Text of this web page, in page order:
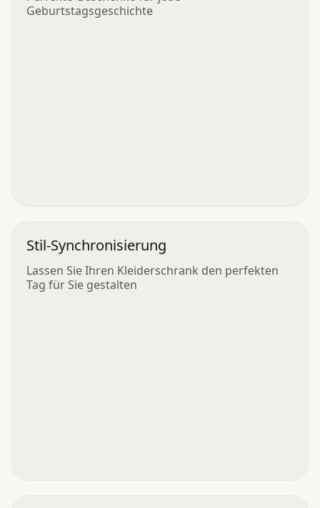
Geburtstagsgeschichte
Stil-Synchronisierung
Lassen Sie Ihren Kleiderschrank den perfekten
Tag für Sie gestalten